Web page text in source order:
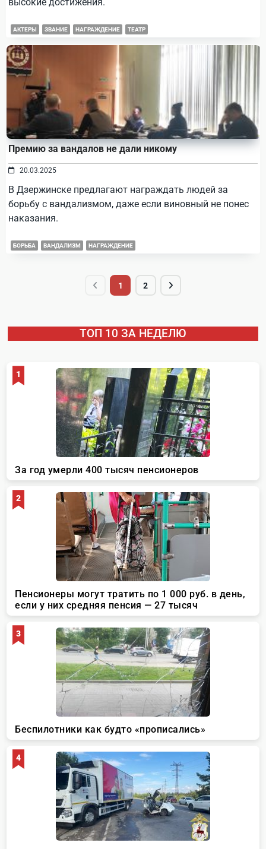
АКТЕРЫ ЗВАНИЕ НАГРАЖДЕНИЕ ТЕАТР
Премию за вандалов не дали никому
20.03.2025
В Дзержинске предлагают награждать людей за
борьбу с вандализмом, даже если виновный не понес
наказания.
БОРЬБА ВАНДАЛИЗМ НАГРАЖДЕНИЕ
1 2
ТОП 10 ЗА НЕДЕЛЮ